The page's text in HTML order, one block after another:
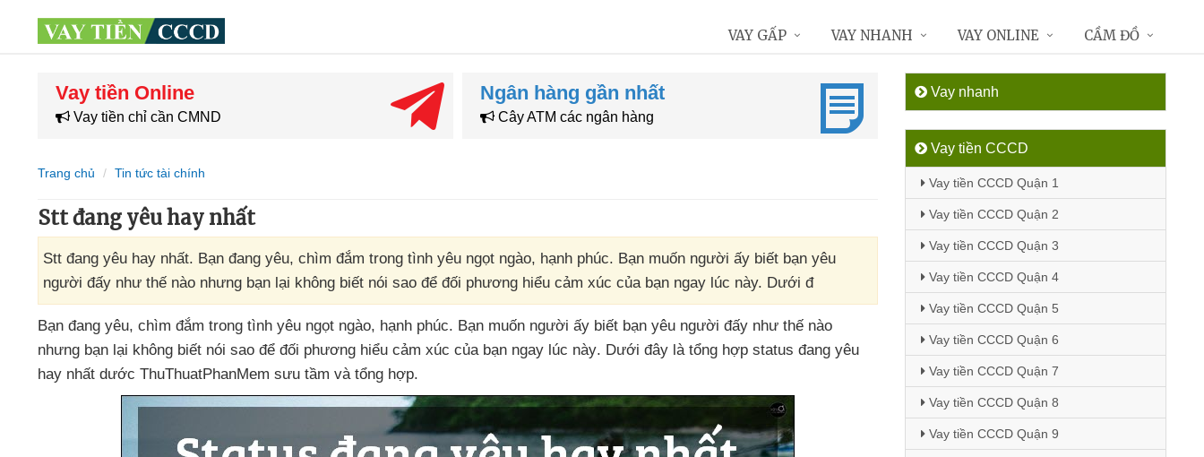
Vay tiền Online
Vay tiền chỉ cần CMND
Ngân hàng gần nhất
Cây ATM các ngân hàng
Trang chủ Tin tức tài chính
Stt đang yêu hay nhất
Stt đang yêu hay nhất. Bạn đang yêu, chìm đắm trong tình yêu ngọt ngào, hạnh phúc. Bạn muốn người ấy biết bạn yêu
người đấy như thế nào nhưng bạn lại không biết nói sao để đối phương hiểu cảm xúc của bạn ngay lúc này. Dưới đ
Bạn đang yêu, chìm đắm trong tình yêu ngọt ngào, hạnh phúc. Bạn muốn người ấy biết bạn yêu người đấy như thế nào
nhưng bạn lại không biết nói sao để đối phương hiểu cảm xúc của bạn ngay lúc này. Dưới đây là tổng hợp status đang yêu
hay nhất dước ThuThuatPhanMem sưu tầm và tổng hợp.
Vay nhanh
Vay tiền CCCD
Vay tiền CCCD Quận 1
Vay tiền CCCD Quận 2
Vay tiền CCCD Quận 3
Vay tiền CCCD Quận 4
Vay tiền CCCD Quận 5
Vay tiền CCCD Quận 6
Vay tiền CCCD Quận 7
Vay tiền CCCD Quận 8
Vay tiền CCCD Quận 9
VAY GẤP VAY NHANH VAY ONLINE CẦM ĐỒ